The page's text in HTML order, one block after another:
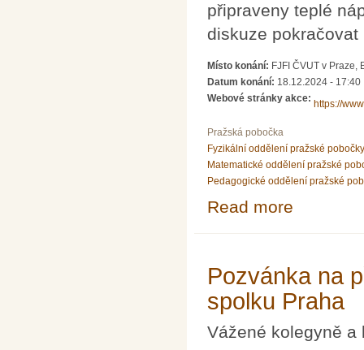
připraveny teplé
diskuze
Místo konání: FJFI ČVUT v Praze,
Datum konání: 18.12.2024 - 17:40
Webové stránky akce:
https://
Pražská pobočka
Fyzikální oddělení pražské pobočky
Matematické oddělení pražské
Pedagogické oddělení pražské
Read more
Pozvánka na
spolku Praha
Vážené kolegyně a